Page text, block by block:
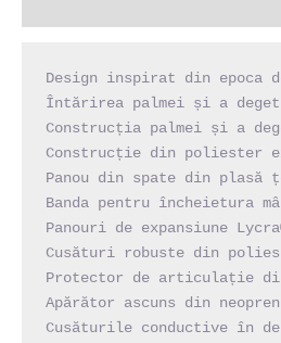
Design inspirat din epoca
Întărirea palmei și a
Construcția palmei și a
Construcție din poliester
Panou din spate din
Banda pentru încheietura
Panouri de expansiune
Cusături robuste din
Protector de articulație
Apărător ascuns din
Cusăturile conductive în